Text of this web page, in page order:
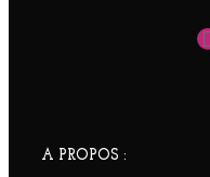
A PROPOS :